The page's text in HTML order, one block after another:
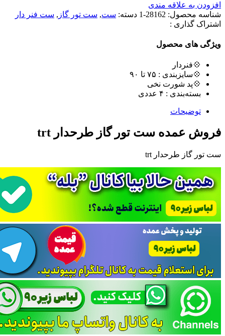
افزودن به علاقه مندی
شناسه محصول: 28162-1 دسته: ست, ست تور گاز , ست فنر دار
اشتراک گذاری :
ویژگی های محصول
💠فنردار
💠سایزبندی : ٧۵ تا ٩٠
💠پد شورت نخی
بسته‌بندی : ۴ عددی
توضیحات
فروش عمده ست تور گاز طرحدار trt
ست تور گاز طرحدار trt